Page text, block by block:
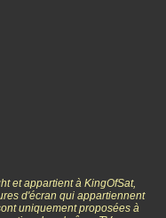
et appartient à KingOfSat,
d'écran qui appartiennent
uniquement proposées à